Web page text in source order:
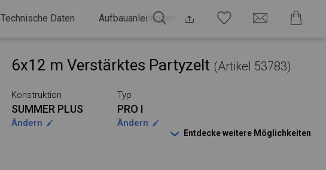
Technische Daten Aufbauanleitungen
6x12 m Verstärktes Partyzelt (Artikel 53783)
Konstruktion
SUMMER PLUS
Ändern
Typ
PRO I
Ändern
Entdecke weitere Möglichkeiten